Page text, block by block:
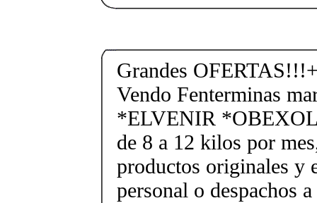
Grandes
Vendo Fenterminas
*ELVENIR
de 8 a 12 kilos por
productos originales y
personal o despachos